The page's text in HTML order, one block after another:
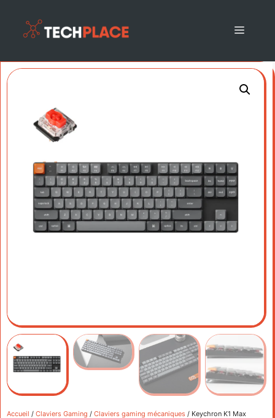
Accueil / Claviers Gaming / Claviers gaming mécaniques / Keychron K1 Max